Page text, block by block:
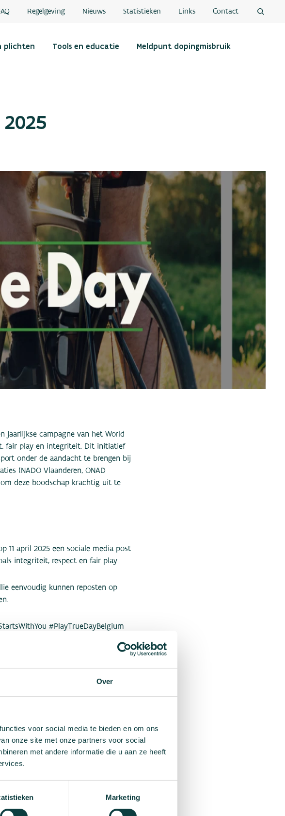
Over
voor social media te bieden en om ons
onze site met onze partners voor social
met andere informatie die u aan ze heeft
Marketing
Regelgeving Nieuws Statistieken Links Contact
plichten Tools en educatie Meldpunt dopingmisbruik
jaarlijkse campagne van het World
fair play en integriteit. Dit initiatief
onder de aandacht te brengen bij
(NADO Vlaanderen, ONAD
om deze boodschap krachtig uit te
11 april 2025 een sociale media post
integriteit, respect en fair play.
eenvoudig kunnen reposten op
#PlayTrueDayBelgium
Agency